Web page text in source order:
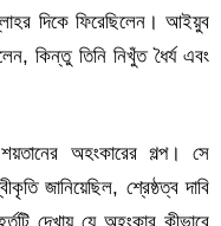
দিকে ফিরেছিলেন। আইয়ুব
কিন্তু তিনি নিখুঁত ধৈর্য এবং
অহংকারের গল্প। সে
জানিয়েছিল, শ্রেষ্ঠত্ব দাবি